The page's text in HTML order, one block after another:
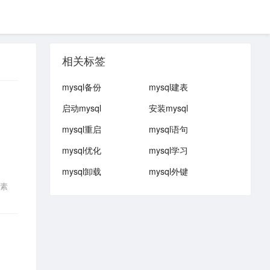
相关标签
mysql备份
mysql建表
启动mysql
安装mysql
mysql重启
mysql语句
mysql优化
mysql学习
mysql卸载
mysql外键